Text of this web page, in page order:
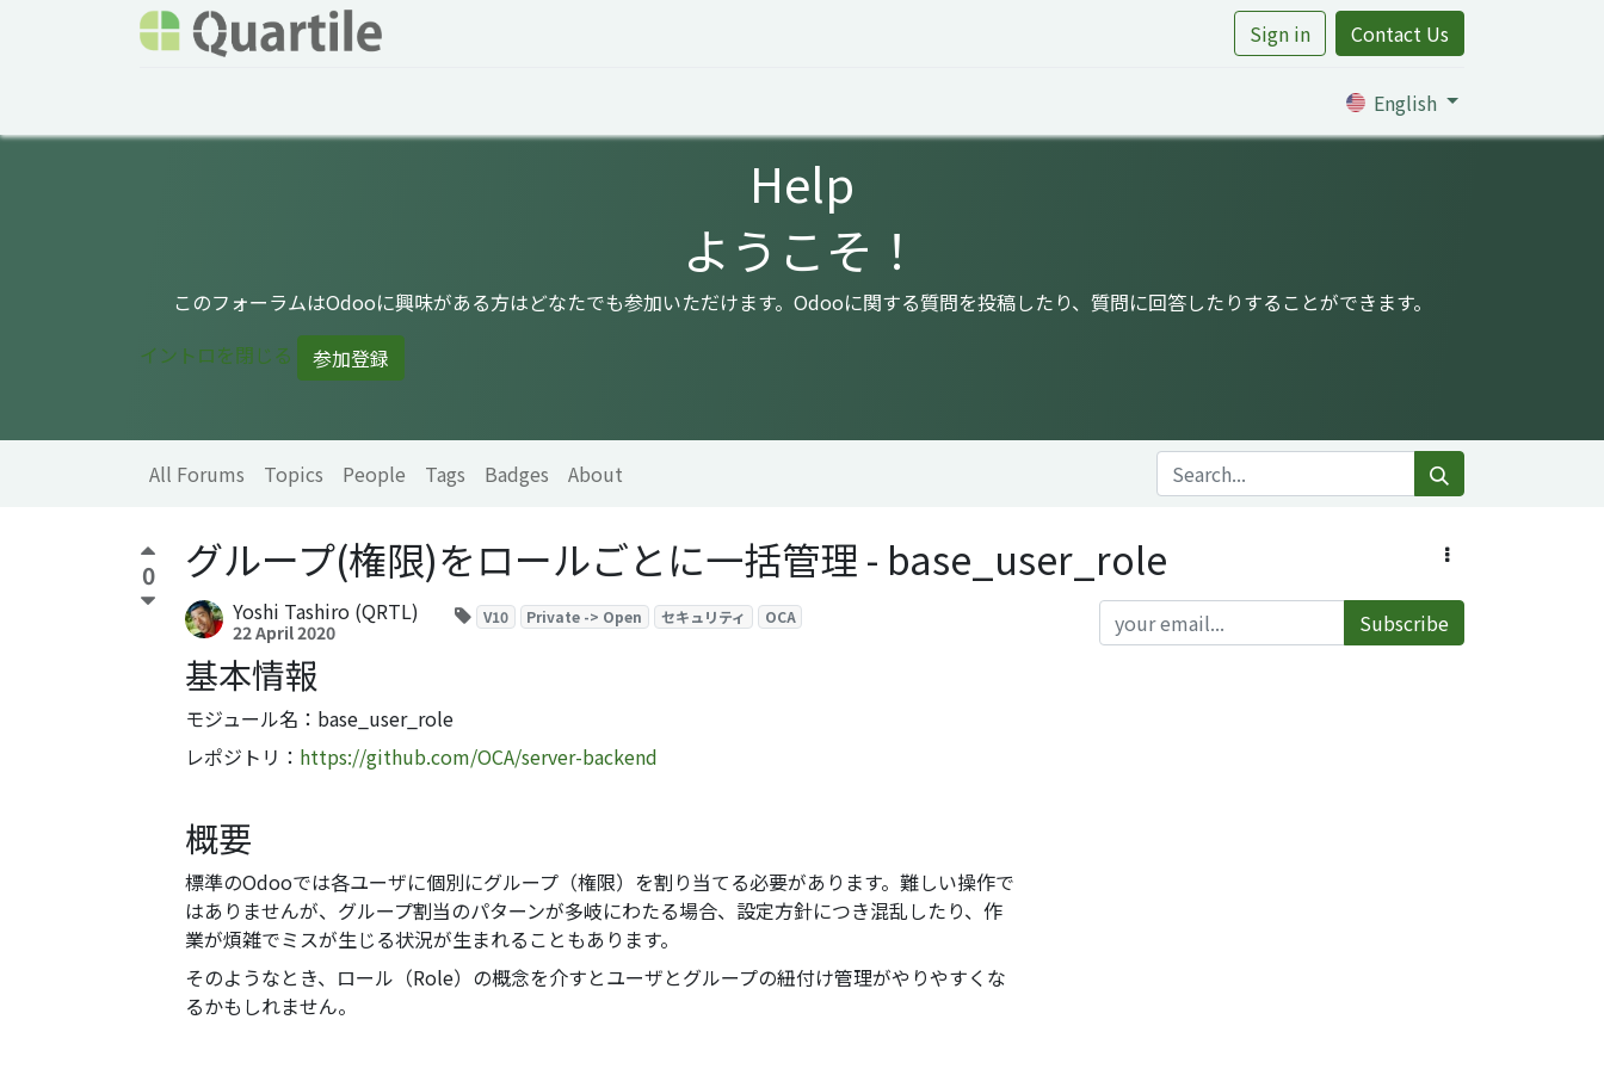
Sign in Contact Us
English
Help
ようこそ！
このフォーラムはOdooに興味がある方はどなたでも参加いただけます。Odooに関する質問を投稿したり、質問に回答したりすることができます。
イントロを閉じる
参加登録
All Forums Topics People Tags Badges About
0 グループ(権限)をロールごとに一括管理 - base_user_role
Yoshi Tashiro (QRTL)
22 April 2020 Subscribe
V10 Private -> Open セキュリティ OCA
基本情報
モジュール名：base_user_role
レポジトリ： https://github.com/OCA/server-backend
概要
標準のOdooでは各ユーザに個別にグループ（権限）を割り当てる必要があります。難しい操作で
はありませんが、グループ割当のパターンが多岐にわたる場合、設定方針につき混乱したり、作
業が煩雑でミスが生じる状況が生まれることもあります。
そのようなとき、ロール（Role）の概念を介すとユーザとグループの紐付け管理がやりやすくな
るかもしれません。